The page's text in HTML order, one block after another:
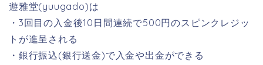
遊雅堂(yuugado)は
・3回目の入金後10日間連続で500円のスピンクレジッ
トが進呈される
・銀行振込(銀行送金)で入金や出金ができる